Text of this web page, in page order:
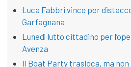
Luca Fabbri vince per
Garfagnana
Lunedì lutto cittadino per
Avenza
Il Boat Party trasloca, ma